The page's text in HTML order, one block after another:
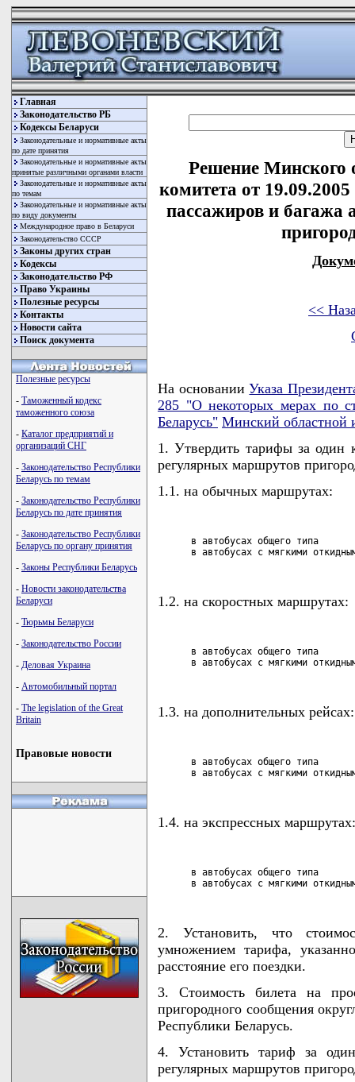
Главная
Законодательство РБ
Кодексы Беларуси
Законодательные и нормативные акты
по дате принятия
Законодательные и нормативные акты
принятые различными органами власти
Законодательные и нормативные акты
по темам
Законодательные и нормативные акты
по виду документы
Международное право в Беларуси
Законодательство СССР
Законы других стран
Кодексы
Законодательство РФ
Право Украины
Полезные ресурсы
Контакты
Новости сайта
Поиск документа
Полезные ресурсы
- Таможенный кодекс
таможенного союза
- Каталог предприятий и
организаций СНГ
- Законодательство Республики
Беларусь по темам
- Законодательство Республики
Беларусь по дате принятия
- Законодательство Республики
Беларусь по органу принятия
- Законы Республики Беларусь
- Новости законодательства
Беларуси
- Тюрьмы Беларуси
- Законодательство России
- Деловая Украина
- Автомобильный портал
- The legislation of the Great
Britain
Правовые новости
Решение Минского
комитета от
пассажиров и багажа
<<
На основанииУказа
285 "О некоторых мерах по
Беларусь" Минский областной
1. Утвердить тарифы за один
регулярных маршрутов
1.1. на обычных маршрутах:
в автобусах общего типа
в автобусах с мягкими
1.2. на скоростных маршрутах:
в автобусах общего типа
в автобусах с мягкими
1.3. на дополнительных рейсах:
в автобусах общего типа
в автобусах с мягкими
1.4. на экспрессных маршрутах:
в автобусах общего типа
в автобусах с мягкими
2. Установить, что
умножением тарифа,
расстояние его поездки.
3. Стоимость билета на
пригородного сообщения
Республики Беларусь.
4. Установить тариф за
регулярных маршрутов